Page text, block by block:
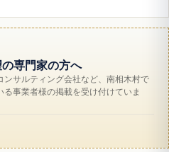
専門家の方へ
サルティング会社など、南相木村で
事業者様の掲載を受け付けていま